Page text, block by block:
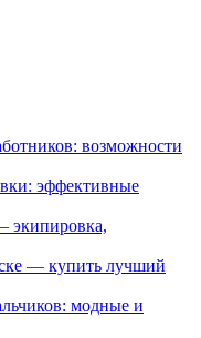
возможности
эффективные
— купить лучший
модные и